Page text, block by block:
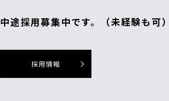
中途採用募集中です。（未経験も可）
採用情報